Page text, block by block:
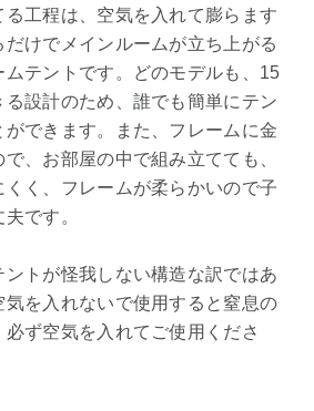
工程は、空気を入れて膨らます
けでメインルームが立ち上がる
ムテントです。どのモデルも、15
設計のため、誰でも簡単にテン
ができます。また、フレームに金
、お部屋の中で組み立てても、
くく、フレームが柔らかいので子
です。
トが怪我しない構造な訳ではあ
気を入れないで使用すると窒息の
ず空気を入れてご使用くださ